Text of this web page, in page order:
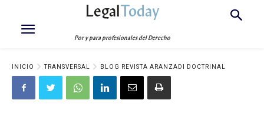
LegalToday
Por y para profesionales del Derecho
INICIO TRANSVERSAL BLOG REVISTA ARANZADI DOCTRINAL